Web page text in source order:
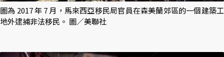
圖為 2017 年 7 月，馬來西亞移民局官員在森美蘭郊區的一個建築工
地外逮捕非法移民。 圖／美聯社